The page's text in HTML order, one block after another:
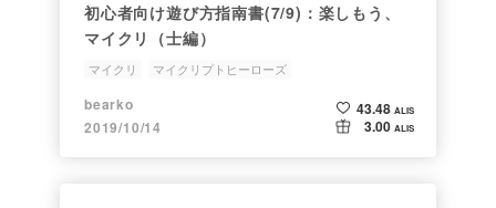
初心者向け遊び方指南書(7/9)：楽しもう、
マイクリ（士編）
マイクリ
マイクリプトヒーローズ
ブロックチェーンゲーム
bearko
2019/10/14
43.48 ALIS
3.00 ALIS